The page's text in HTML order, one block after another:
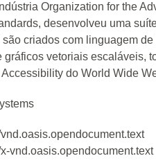
Organization for the
desenvolveu uma
criados com linguagem
gráficos vetoriais escaláveis,
do World Wide
vnd.oasis.opendocument.text